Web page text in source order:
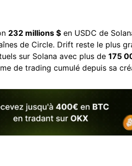
232 millions $ en USDC de
de Circle. Drift reste le plus
sur Solana avec plus de 175
de trading cumulé depuis sa